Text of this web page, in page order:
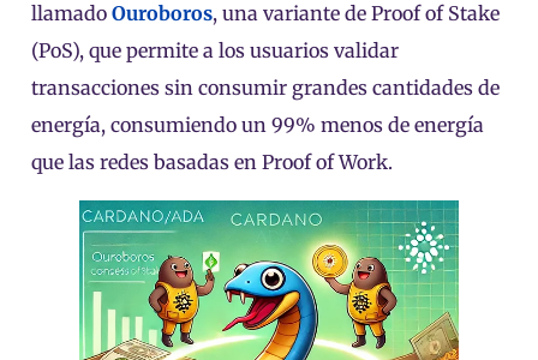
llamado Ouroboros, una variante de Proof of Stake
(PoS), que permite a los usuarios validar
transacciones sin consumir grandes cantidades de
energía, consumiendo un 99% menos de energía
que las redes basadas en Proof of Work.